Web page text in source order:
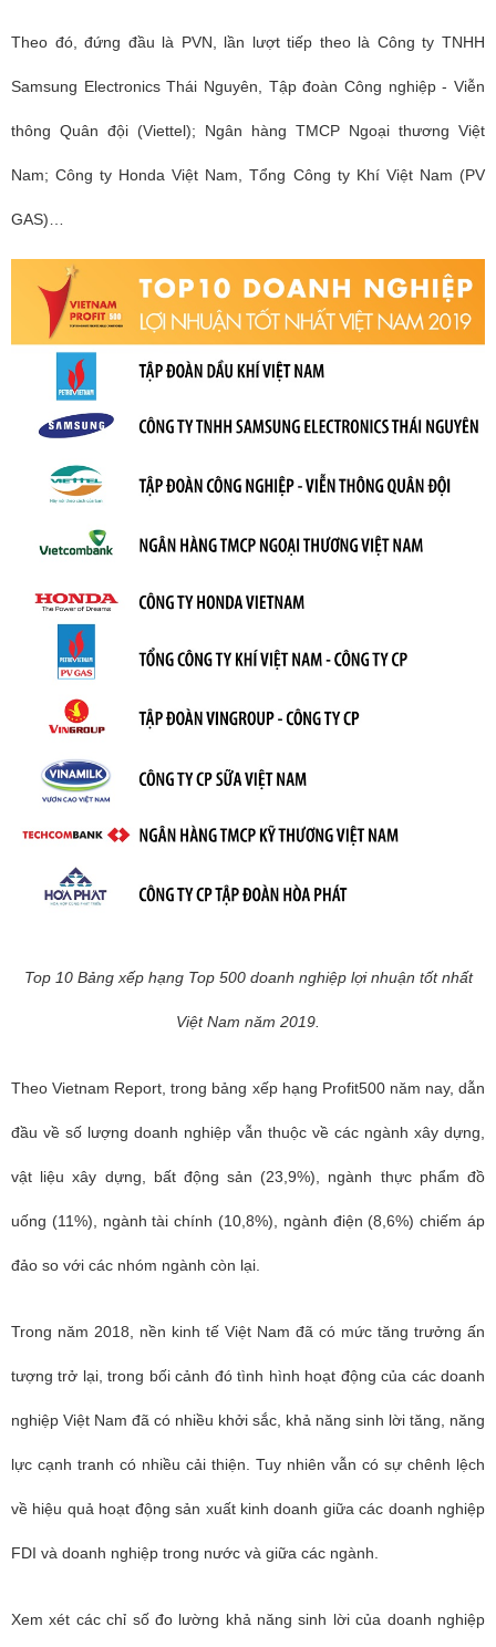
Theo đó, đứng đầu là PVN, lần lượt tiếp theo là Công ty TNHH
Samsung Electronics Thái Nguyên, Tập đoàn Công nghiệp - Viễn
thông Quân đội (Viettel); Ngân hàng TMCP Ngoại thương Việt
Nam; Công ty Honda Việt Nam, Tổng Công ty Khí Việt Nam (PV
GAS)…
Top 10 Bảng xếp hạng Top 500 doanh nghiệp lợi nhuận tốt nhất
Việt Nam năm 2019.
Theo Vietnam Report, trong bảng xếp hạng Profit500 năm nay, dẫn
đầu về số lượng doanh nghiệp vẫn thuộc về các ngành xây dựng,
vật liệu xây dựng, bất động sản (23,9%), ngành thực phẩm đồ
uống (11%), ngành tài chính (10,8%), ngành điện (8,6%) chiếm áp
đảo so với các nhóm ngành còn lại.
Trong năm 2018, nền kinh tế Việt Nam đã có mức tăng trưởng ấn
tượng trở lại, trong bối cảnh đó tình hình hoạt động của các doanh
nghiệp Việt Nam đã có nhiều khởi sắc, khả năng sinh lời tăng, năng
lực cạnh tranh có nhiều cải thiện. Tuy nhiên vẫn có sự chênh lệch
về hiệu quả hoạt động sản xuất kinh doanh giữa các doanh nghiệp
FDI và doanh nghiệp trong nước và giữa các ngành.
Xem xét các chỉ số đo lường khả năng sinh lời của doanh nghiệp